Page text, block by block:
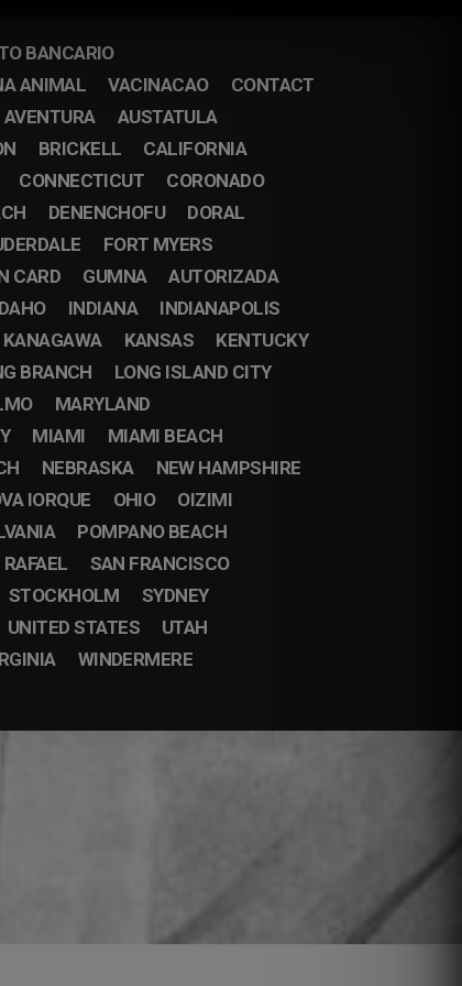
BANCARIO
ANIMAL VACINACAO
CONTACT
AVENTURA
AUSTATULA
BRICKELL
CALIFORNIA
CONNECTICUT
CORONADO
DENENCHOFU
DORAL
FORT MYERS
CARD GUMNA
AUTORIZADA
INDIANA
INDIANAPOLIS
KANAGAWA KANSAS
KENTUCKY
BRANCH
LONG ISLAND CITY
MARYLAND
MIAMI
MIAMI BEACH
NEBRASKA
NEW HAMPSHIRE
IORQUE OHIO
OIZIMI
POMPANO BEACH
SAN FRANCISCO
STOCKHOLM
SYDNEY
UNITED STATES
UTAH
WINDERMERE